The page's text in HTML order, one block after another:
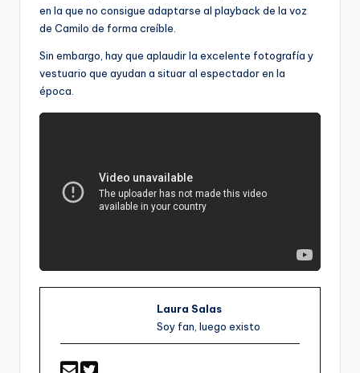
en la que no consigue adaptarse al playback de la voz
de Camilo de forma creíble.
Sin embargo, hay que aplaudir la excelente fotografía y
vestuario que ayudan a situar al espectador en la
época.
Laura Salas
Soy fan, luego existo